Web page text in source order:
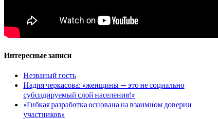
Интересные записи
Незваный гость
Надия черкасова: «женщины — это не социально
субсидируемый слой населения!»
«Гибкая разработка основана на взаимном доверии
участников»